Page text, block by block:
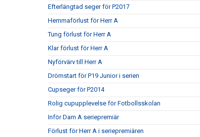
Efterlängtad seger för P2017
Hemmaförlust för Herr A
Tung förlust för Herr A
Klar förlust för Herr A
Nyförvärv till Herr A
Drömstart för P19 Junior i serien
Cupseger för P2014
Rolig cupupplevelse för Fotbollsskolan
Inför Dam A seriepremiär
Förlust för Herr A i seriepremiären